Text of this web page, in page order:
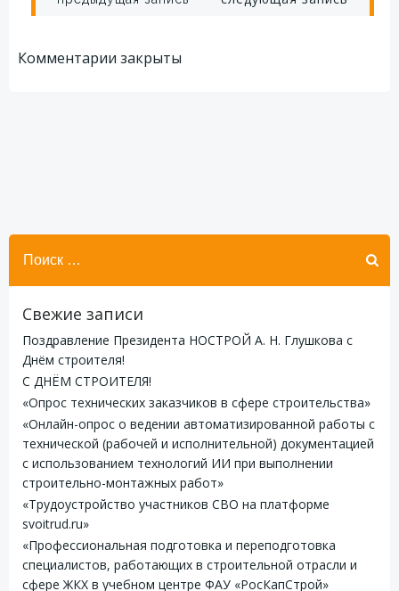
по
Комментарии закрыты
Найти:
Свежие записи
Поздравление Президента НОСТРОЙ А. Н. Глушкова с
Днём строителя!
С ДНЁМ СТРОИТЕЛЯ!
«Опрос технических заказчиков в сфере строительства»
«Онлайн-опрос о ведении автоматизированной работы с
технической (рабочей и исполнительной) документацией
с использованием технологий ИИ при выполнении
строительно-монтажных работ»
«Трудоустройство участников СВО на платформе
svoitrud.ru»
«Профессиональная подготовка и переподготовка
специалистов, работающих в строительной отрасли и
сфере ЖКХ в учебном центре ФАУ «РосКапСтрой»